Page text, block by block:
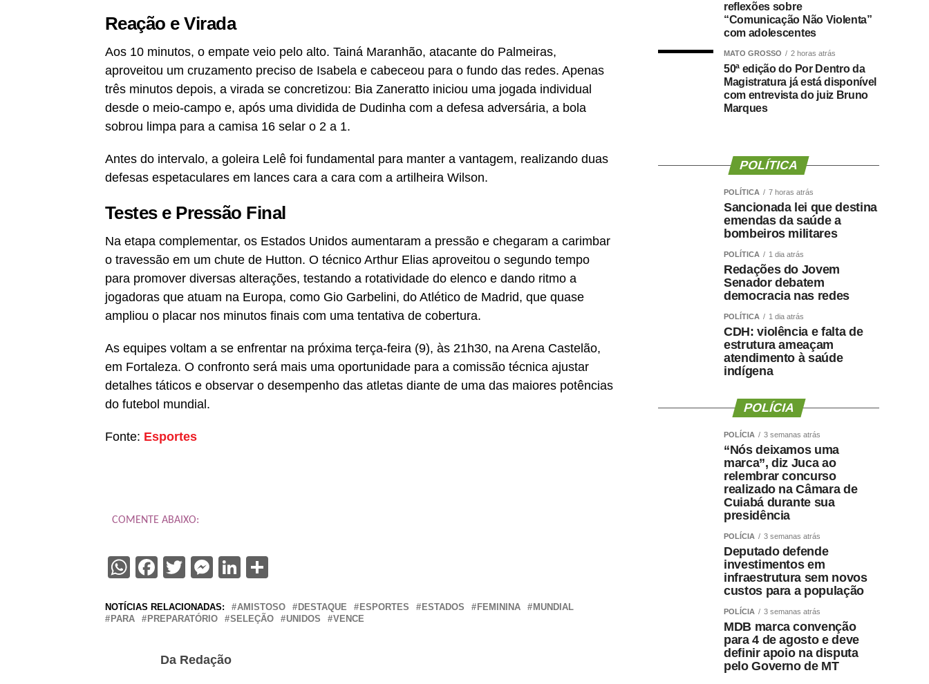
Reação e Virada
Aos 10 minutos, o empate veio pelo alto. Tainá Maranhão, atacante do Palmeiras,
aproveitou um cruzamento preciso de Isabela e cabeceou para o fundo das redes. Apenas
três minutos depois, a virada se concretizou: Bia Zaneratto iniciou uma jogada individual
desde o meio-campo e, após uma dividida de Dudinha com a defesa adversária, a bola
sobrou limpa para a camisa 16 selar o 2 a 1.
Antes do intervalo, a goleira Lelê foi fundamental para manter a vantagem, realizando duas
defesas espetaculares em lances cara a cara com a artilheira Wilson.
Testes e Pressão Final
Na etapa complementar, os Estados Unidos aumentaram a pressão e chegaram a carimbar
o travessão em um chute de Hutton. O técnico Arthur Elias aproveitou o segundo tempo
para promover diversas alterações, testando a rotatividade do elenco e dando ritmo a
jogadoras que atuam na Europa, como Gio Garbelini, do Atlético de Madrid, que quase
ampliou o placar nos minutos finais com uma tentativa de cobertura.
As equipes voltam a se enfrentar na próxima terça-feira (9), às 21h30, na Arena Castelão,
em Fortaleza. O confronto será mais uma oportunidade para a comissão técnica ajustar
detalhes táticos e observar o desempenho das atletas diante de uma das maiores potências
do futebol mundial.
Fonte: Esportes
COMENTE ABAIXO:
WhatsApp
Facebook
Twitter
Messenger
LinkedIn
NOTÍCIAS RELACIONADAS: AMISTOSO DESTAQUE ESPORTES ESTADOS FEMININA
MUNDIAL
PARA
PREPARATÓRIO SELEÇÃO UNIDOS VENCE
Da Redação
reflexões sobre
“Comunicação Não Violenta”
com adolescentes
MATO GROSSO 2 horas atrás
50ª edição do Por Dentro da
Magistratura já está disponível
com entrevista do juiz Bruno
Marques
POLÍTICA
POLÍTICA 7 horas atrás
Sancionada lei que destina
emendas da saúde a
bombeiros militares
POLÍTICA 1 dia atrás
Redações do Jovem
Senador debatem
democracia nas redes
POLÍTICA 1 dia atrás
CDH: violência e falta de
estrutura ameaçam
atendimento à saúde
indígena
POLÍCIA
POLÍCIA 3 semanas atrás
“Nós deixamos uma
marca”, diz Juca ao
relembrar concurso
realizado na Câmara de
Cuiabá durante sua
presidência
POLÍCIA 3 semanas atrás
Deputado defende
investimentos em
infraestrutura sem novos
custos para a população
POLÍCIA 3 semanas atrás
MDB marca convenção
para 4 de agosto e deve
definir apoio na disputa
pelo Governo de MT